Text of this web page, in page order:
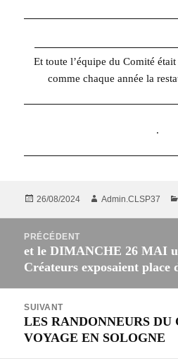
Et toute l’équipe du Comité
comme chaque année la
.
Publié
26/08/2024 Auteur
Admin.CLSP37
l’article
PRÉCÉDENT
Article
précédent :
et le DIMANCHE 26 MAI
Créateurs exposaient
SUIVANT
Article
suivant :
LES RANDONNEURS
VOYAGE EN SOLOGNE